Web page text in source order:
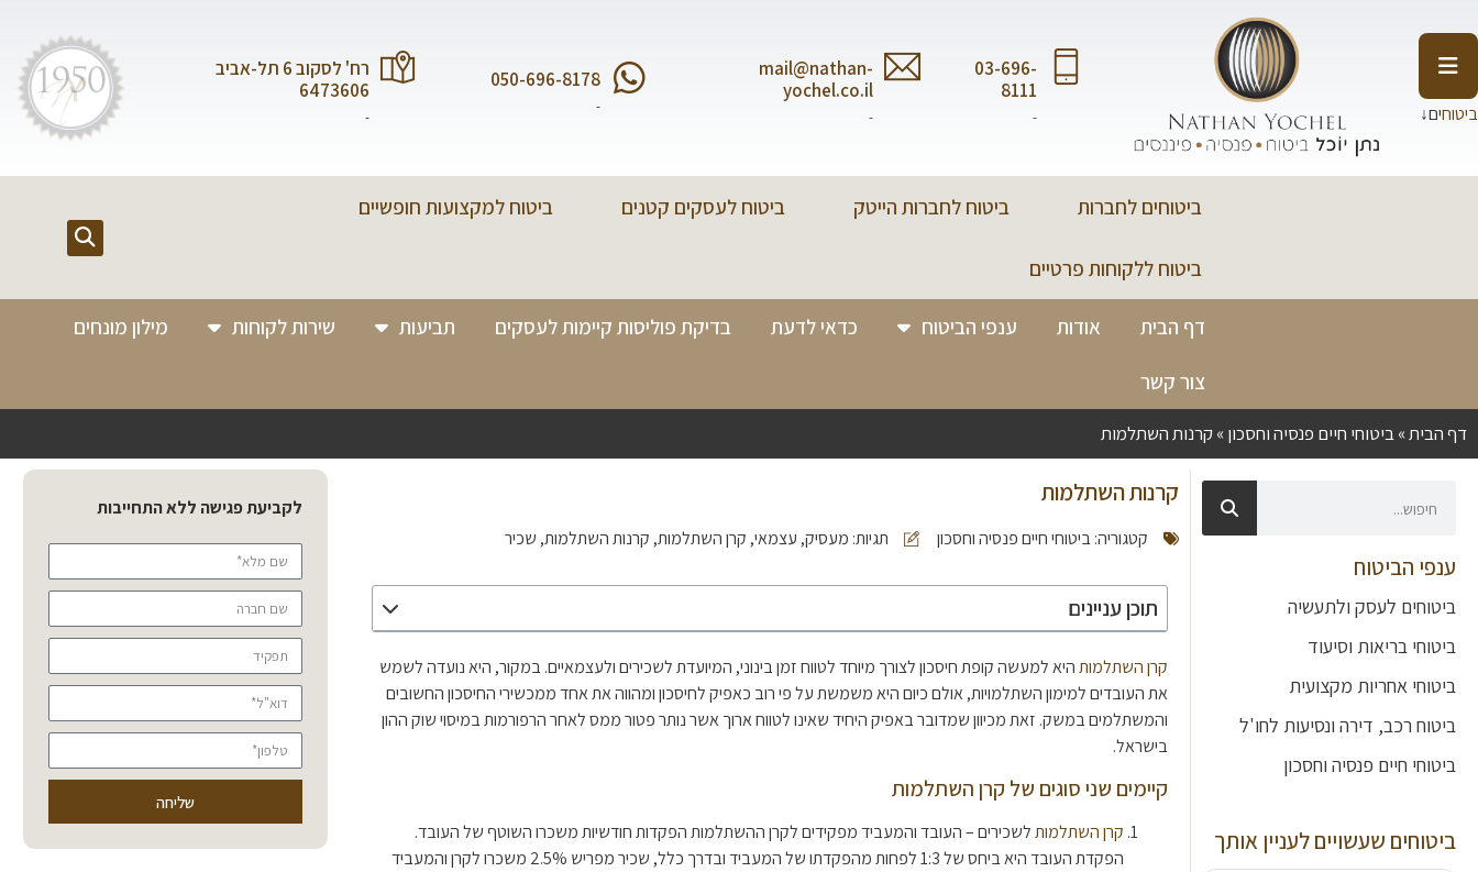
ביטוחים↓
03-696-
8111
-
mail@nathan-
yochel.co.il
-
050-696-8178
-
רח' לסקוב 6 תל-אביב
6473606
-
ביטוחים לחברות ביטוח לחברות הייטק ביטוח לעסקים קטנים ביטוח למקצועות חופשיים
ביטוח ללקוחות פרטיים
דף הבית אודות ענפי הביטוח כדאי לדעת בדיקת פוליסות קיימות לעסקים תביעות שירות לקוחות מילון מונחים
צור קשר
דף הבית»ביטוחי חיים פנסיה וחסכון»קרנות השתלמות
ענפי הביטוח
ביטוחים לעסק ולתעשיה
ביטוחי בריאות וסיעוד
ביטוחי אחריות מקצועית
ביטוח רכב, דירה ונסיעות לחו'ל
ביטוחי חיים פנסיה וחסכון
ביטוחים שעשויים לעניין אותך
קרנות השתלמות
קטגוריה:ביטוחי חיים פנסיה וחסכון תגיות: מעסיק, עצמאי, קרן השתלמות, קרנות השתלמות, שכיר
תוכן עניינים
קרן השתלמותהיא למעשה קופת חיסכון לצורך מיוחד לטווח זמן בינוני, המיועדת לשכירים ולעצמאיים. במקור, היא נועדה לשמש
את העובדים למימון השתלמויות, אולם כיום היא משמשת על פי רוב כאפיק לחיסכון ומהווה את אחד ממכשירי החיסכון החשובים
והמשתלמים במשק. זאת מכיוון שמדובר באפיק היחיד שאינו לטווח ארוך אשר נותר פטור ממס לאחר הרפורמות במיסוי שוק ההון
בישראל.
קיימים שני סוגים של קרן השתלמות
קרן השתלמותלשכירים – העובד והמעביד מפקידים לקרן ההשתלמות הפקדות חודשיות משכרו השוטף של העובד.
הפקדת העובד היא ביחס של 1:3 לפחות מהפקדתו של המעביד ובדרך כלל, שכיר מפריש 2.5% משכרו לקרן והמעביד
לקביעת פגישה ללא התחייבות
שליחה